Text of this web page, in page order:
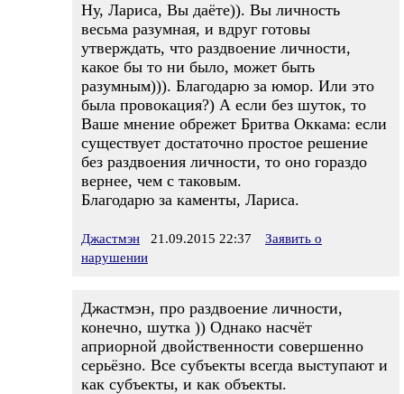
Ну, Лариса, Вы даёте)). Вы личность
весьма разумная, и вдруг готовы
утверждать, что раздвоение личности,
какое бы то ни было, может быть
разумным))). Благодарю за юмор. Или это
была провокация?) А если без шуток, то
Ваше мнение обрежет Бритва Оккама: если
существует достаточно простое решение
без раздвоения личности, то оно гораздо
вернее, чем с таковым.
Благодарю за каменты, Лариса.
Джастмэн 21.09.2015 22:37
Заявить о
нарушении
Джастмэн, про раздвоение личности,
конечно, шутка )) Однако насчёт
априорной двойственности совершенно
серьёзно. Все субъекты всегда выступают и
как субъекты, и как объекты.